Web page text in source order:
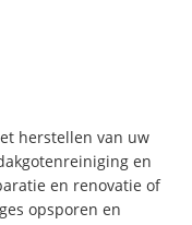
herstellen van uw
en
en renovatie of
opsporen en